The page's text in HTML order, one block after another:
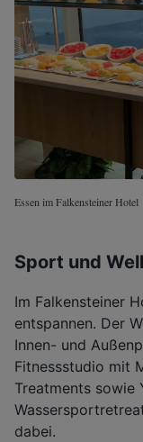
Essen im Falkensteiner Hotel
Sport und
Im Falkensteiner
entspannen. Der
Innen- und
Fitnessstudio mit
Treatments sowie
dabei.